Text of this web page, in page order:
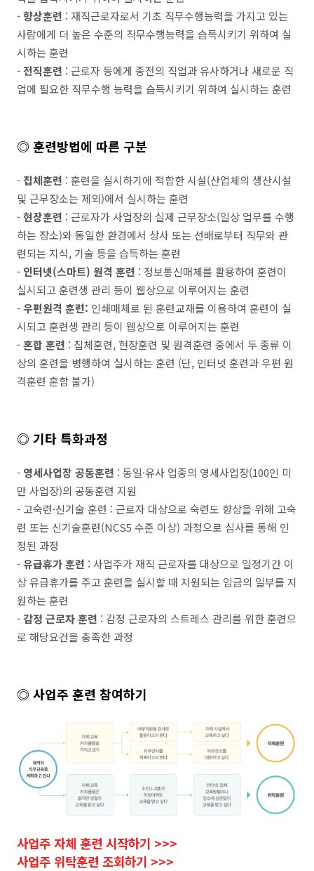
-향상훈련 : 재직근로자로서 기초 직무수행능력을 가지고 있는
사람에게 더 높은 수준의 직무수행능력을 습득시키기 위하여 실
시하는 훈련
-전직훈련 : 근로자 등에게 종전의 직업과 유사하거나 새로운 직
업에 필요한 직무수행 능력을 습득시키기 위하여 실시하는 훈련
◎ 훈련방법에 따른 구분
- 집체훈련 : 훈련을 실시하기에 적합한 시설(산업체의 생산시설
및 근무장소는 제외)에서 실시하는 훈련
-현장훈련 : 근로자가 사업장의 실제 근무장소(일상 업무를 수행
하는 장소)와 동일한 환경에서 상사 또는 선배로부터 직무와 관
련되는 지식, 기술 등을 습득하는 훈련
- 인터넷(스마트) 원격 훈련 : 정보통신매체를 활용하여 훈련이
실시되고 훈련생 관리 등이 웹상으로 이루어지는 훈련
-우편원격 훈련: 인쇄매체로 된 훈련교재를 이용하여 훈련이 실
시되고 훈련생 관리 등이 웹상으로 이루어지는 훈련
-혼합 훈련 : 집체훈련, 현장훈련 및 원격훈련 중에서 두 종류 이
상의 훈련을 병행하여 실시하는 훈련 (단, 인터넷 훈련과 우편 원
격훈련 혼합 불가)
◎ 기타 특화과정
- 영세사업장 공동훈련 : 동일·유사 업종의 영세사업장(100인 미
만 사업장)의 공동훈련 지원
- 고숙련·신기술 훈련 : 근로자 대상으로 숙련도 향상을 위해 고숙
련 또는 신기술훈련(NCS5 수준 이상) 과정으로 심사를 통해 인
정된 과정
-유급휴가 훈련 : 사업주가 재직 근로자를 대상으로 일정기간 이
상 유급휴가를 주고 훈련을 실시할 때 지원되는 임금의 일부를 지
원하는 훈련
-감정 근로자 훈련 : 감정 근로자의 스트레스 관리를 위한 훈련으
로 해당요건을 충족한 과정
◎ 사업주 훈련 참여하기
사업주 자체 훈련 시작하기 >>>
사업주 위탁훈련 조회하기 >>>